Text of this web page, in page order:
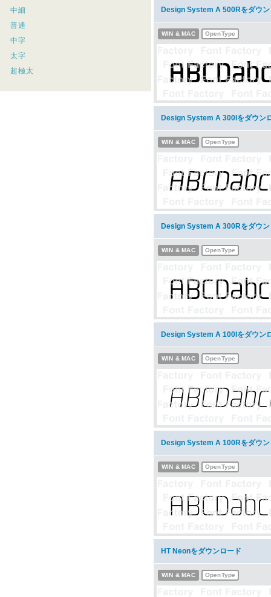
中細
普通
中字
太字
超極太
Design System A 500Rをダウン
WIN & MAC OpenType
Design System A 300Iをダウン
WIN & MAC OpenType
Design System A 300Rをダウン
WIN & MAC OpenType
Design System A 100Iをダウン
WIN & MAC OpenType
Design System A 100Rをダウン
WIN & MAC OpenType
HT Neonをダウンロード
WIN & MAC OpenType